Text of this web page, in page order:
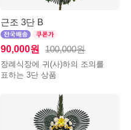
근조 3단 B
90,000원 100,000원
장례식장에 귀(사)하의 조의를
표하는 3단 상품